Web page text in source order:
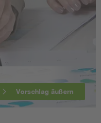
Vorschlag äußern